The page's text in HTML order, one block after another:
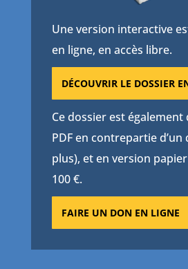
Une version interactive
en ligne, en accès libre.
DÉCOUVRIR LE DOSSIER
Ce dossier est
PDF en contrepartie d’un
plus), et en version
100 €.
FAIRE UN DON EN LIGNE